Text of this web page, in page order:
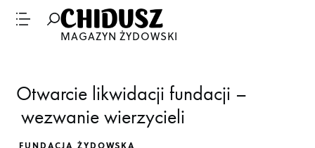
MAGAZYN ŻYDOWSKI
Otwarcie likwidacji fundacji –
wezwanie wierzycieli
FUNDACJA ŻYDOWSKA